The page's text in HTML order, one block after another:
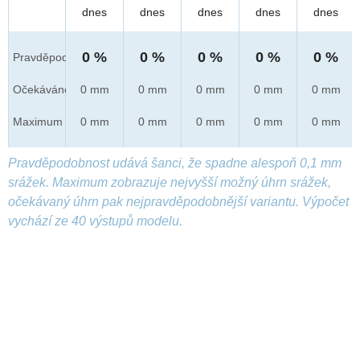
Pravděpod.
Očekáváno
Maximum
dnes
0 %
0 mm
0 mm
dnes
0 %
0 mm
0 mm
dnes
0 %
0 mm
0 mm
dnes
0 %
0 mm
0 mm
dnes
0 %
0 mm
0 mm
Pravděpodobnost udává šanci, že spadne alespoň 0,1 mm
srážek. Maximum zobrazuje nejvyšší možný úhrn srážek,
očekávaný úhrn pak nejpravděpodobnější variantu. Výpočet
vychází ze 40 výstupů modelu.